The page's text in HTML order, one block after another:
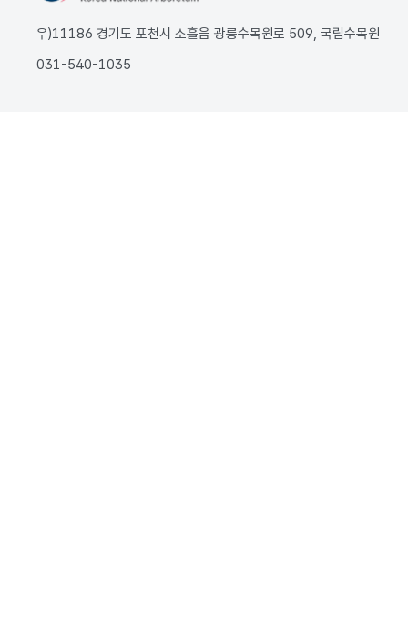
우)11186 경기도 포천시 소흘읍 광릉수목원로 509, 국립수목원
031-540-1035